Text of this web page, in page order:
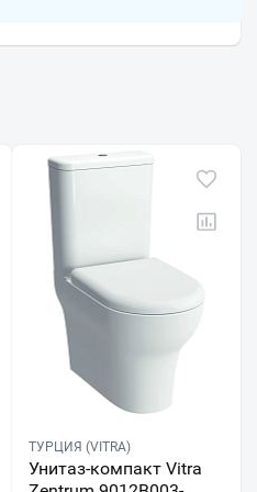
ТУРЦИЯ (VITRA)
Унитаз-компакт Vitra